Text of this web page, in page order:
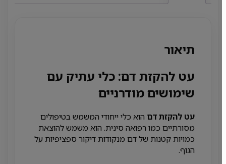
תיאור
עט להקזת דם: כלי עתיק עם
שימושים מודרניים
עט להקזת דםהוא כלי ייחודי המשמש בטיפולים
מסורתיים כמו רפואה סינית. הוא משמש להוצאת
כמויות קטנות של דם מנקודות דיקור ספציפיות על
הגוף.